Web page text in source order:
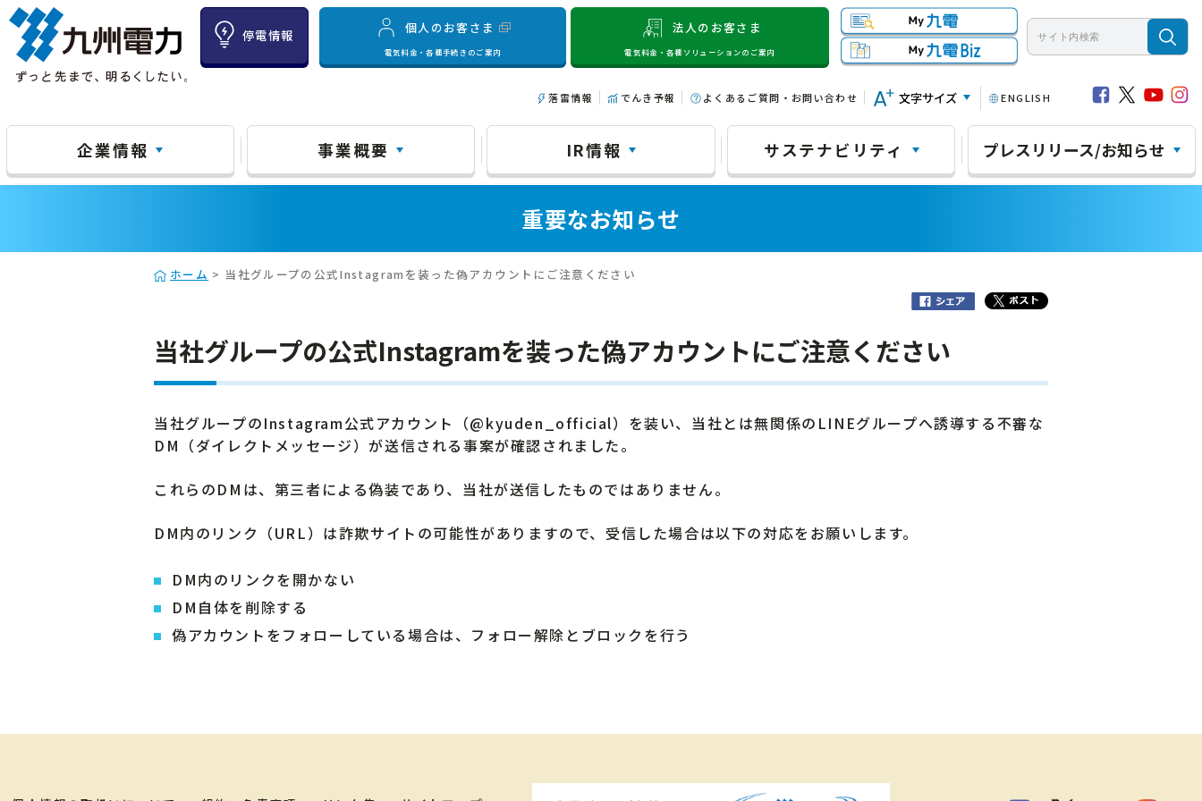
停電情報
個人のお客さま
電気料金・各種手続きのご案内
法人のお客さま
電気料金・各種ソリューションのご案内
落雷情報 でんき予報 よくあるご質問・お問い合わせ 文字サイズ ENGLISH
企業情報 事業概要 IR情報 サステナビリティ プレスリリース/お知らせ
重要なお知らせ
ホーム > 当社グループの公式Instagramを装った偽アカウントにご注意ください
当社グループの公式Instagramを装った偽アカウントにご注意ください
当社グループのInstagram公式アカウント（@kyuden_official）を装い、当社とは無関係のLINEグループへ誘導する不審な
DM（ダイレクトメッセージ）が送信される事案が確認されました。
これらのDMは、第三者による偽装であり、当社が送信したものではありません。
DM内のリンク（URL）は詐欺サイトの可能性がありますので、受信した場合は以下の対応をお願いします。
DM内のリンクを開かない
DM自体を削除する
偽アカウントをフォローしている場合は、フォロー解除とブロックを行う